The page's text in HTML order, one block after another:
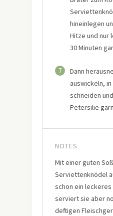
hineinlegen
Hitze und nur
30 Minuten
7
Dann
auswickeln,
schneiden
Petersilie
NOTES
Mit einer guten
Serviettenknödel
schon ein leckeres
serviert sie aber
deftigen